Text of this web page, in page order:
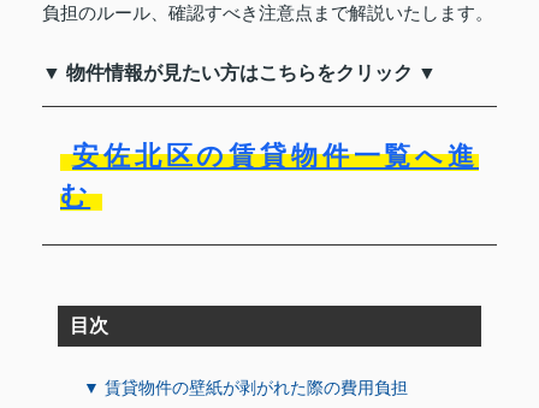
負担のルール、確認すべき注意点まで解説いたします。
▼ 物件情報が見たい方はこちらをクリック ▼
安佐北区の賃貸物件一覧へ進
む
目次
▼ 賃貸物件の壁紙が剥がれた際の費用負担